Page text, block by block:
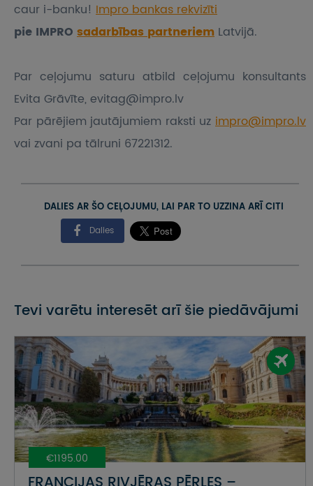
caur i-banku! Impro bankas rekvizīti
pie IMPRO sadarbības partneriem Latvijā.
Par ceļojumu saturu atbild ceļojumu konsultants
Evita Grāvīte, evitag@impro.lv
Par pārējiem jautājumiem raksti uz impro@impro.lv
vai zvani pa tālruni 67221312.
DALIES AR ŠO CEĻOJUMU, LAI PAR TO UZZINA ARĪ CITI
Dalies
Tevi varētu interesēt arī šie piedāvājumi
€1195.00